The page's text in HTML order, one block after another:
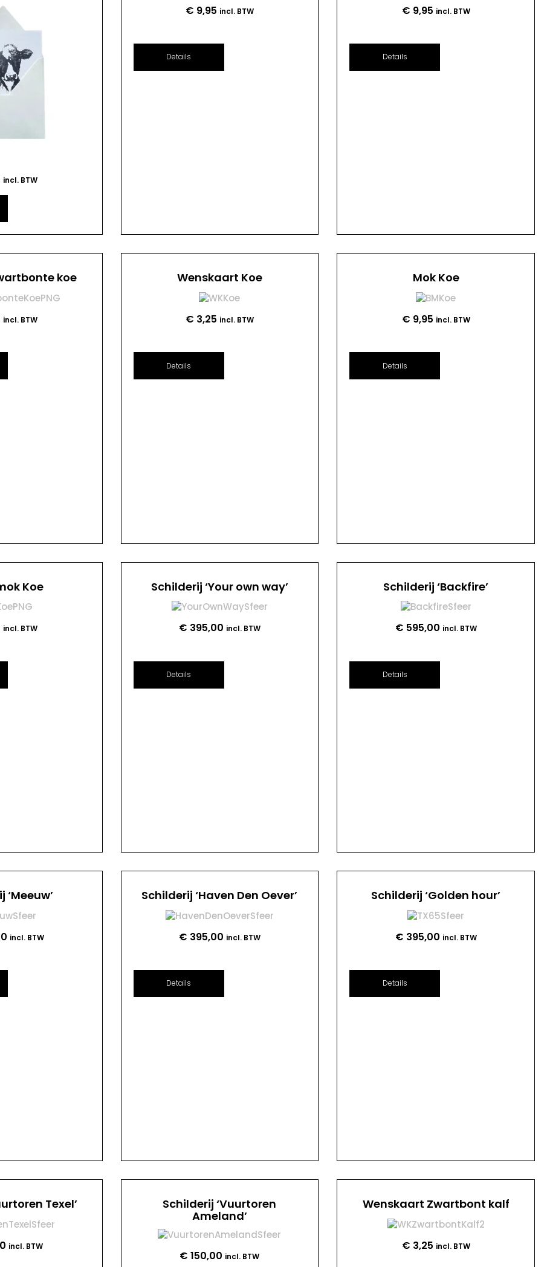
incl. BTW
€ 9,95 incl. BTW
Details
€ 9,95 incl. BTW
Details
koe
incl. BTW
Wenskaart Koe
€ 3,25 incl. BTW
Details
Mok Koe
€ 9,95 incl. BTW
Details
Koe
incl. BTW
Schilderij ‘Your own way’
€ 395,00 incl. BTW
Details
Schilderij ‘Backfire’
€ 595,00 incl. BTW
Details
‘Meeuw’
incl. BTW
Schilderij ‘Haven Den Oever’
€ 395,00 incl. BTW
Details
Schilderij ‘Golden hour’
€ 395,00 incl. BTW
Details
Texel’
incl. BTW
Schilderij ‘Vuurtoren
Ameland’
€ 150,00 incl. BTW
Wenskaart Zwartbont kalf
€ 3,25 incl. BTW